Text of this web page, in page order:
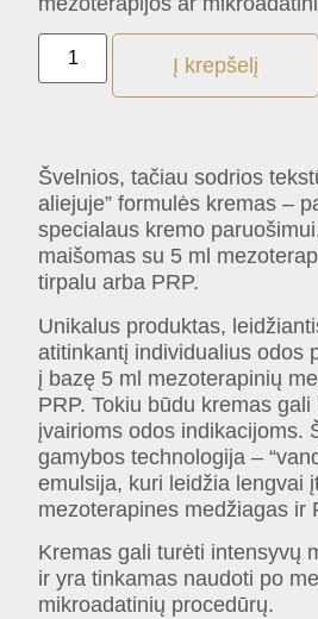
Į krepšelį
Švelnios, tačiau sodrios
aliejuje” formulės kremas –
specialaus kremo
maišomas su 5 ml
tirpalu arba PRP.
Unikalus produktas,
atitinkantį individualius odos
į bazę 5 ml mezoterapinių
PRP. Tokiu būdu kremas
įvairioms odos indikacijoms.
gamybos technologija –
emulsija, kuri leidžia lengvai
mezoterapines medžiagas ir
Kremas gali turėti intensyvų
ir yra tinkamas naudoti po
mikroadatinių procedūrų.